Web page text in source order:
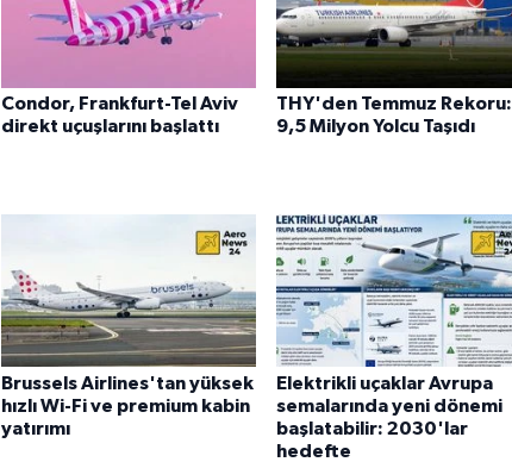
Condor, Frankfurt-Tel Aviv
direkt uçuşlarını başlattı
THY'den Temmuz Rekoru:
9,5 Milyon Yolcu Taşıdı
Brussels Airlines'tan yüksek
hızlı Wi-Fi ve premium kabin
yatırımı
Elektrikli uçaklar Avrupa
semalarında yeni dönemi
başlatabilir: 2030'lar
hedefte